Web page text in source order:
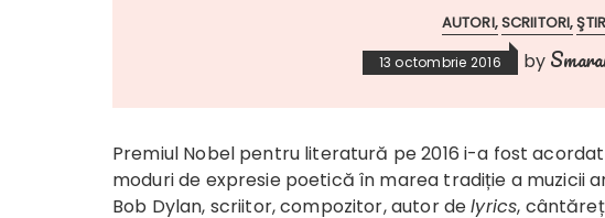
AUTORI SCRIITORI
13 octombrie 2016 by
Premiul Nobel pentru literatură pe 2016 i-a fost
moduri de expresie poetică în marea tradiție a muzicii
Bob Dylan, scriitor, compozitor, autor delyrics,